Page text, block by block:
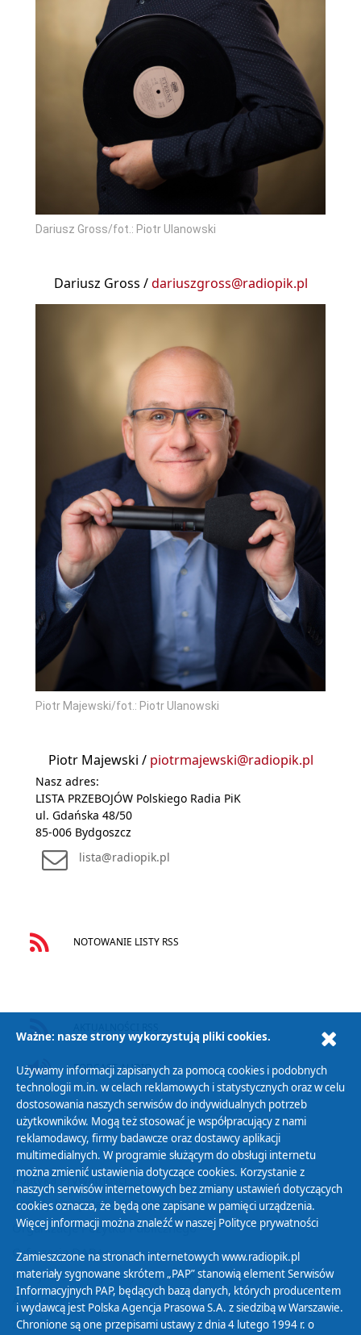
Dariusz Gross/fot.: Piotr Ulanowski
Dariusz Gross /dariuszgross@radiopik.pl
Piotr Majewski/fot.: Piotr Ulanowski
Piotr Majewski / piotrmajewski@radiopik.pl
Nasz adres:
LISTA PRZEBOJÓW Polskiego Radia PiK
ul. Gdańska 48/50
85-006 Bydgoszcz
lista@radiopik.pl
NOTOWANIE LISTY RSS
PODCAST AUDIO
Polityka Prywatności
Zasady korzystania z Serwisu
Organizacje Pożytku Publicznego
Cyfryzacja DAB+
Polityka ochrony danych osobowych
Abonament
Zamówienia publiczne
Ważne: nasze strony wykorzystują pliki cookies.
Używamy informacji zapisanych za pomocą cookies i podobnych
technologii m.in. w celach reklamowych i statystycznych oraz w celu
dostosowania naszych serwisów do indywidualnych potrzeb
użytkowników. Mogą też stosować je współpracujący z nami
reklamodawcy, firmy badawcze oraz dostawcy aplikacji
multimedialnych. W programie służącym do obsługi internetu
można zmienić ustawienia dotyczące cookies. Korzystanie z
naszych serwisów internetowych bez zmiany ustawień dotyczących
cookies oznacza, że będą one zapisane w pamięci urządzenia.
Więcej informacji można znaleźć w naszej Polityce prywatności
Zamieszczone na stronach internetowych www.radiopik.pl
materiały sygnowane skrótem „PAP” stanowią element Serwisów
Informacyjnych PAP, będących bazą danych, których producentem
i wydawcą jest Polska Agencja Prasowa S.A. z siedzibą w Warszawie.
Chronione są one przepisami ustawy z dnia 4 lutego 1994 r. o